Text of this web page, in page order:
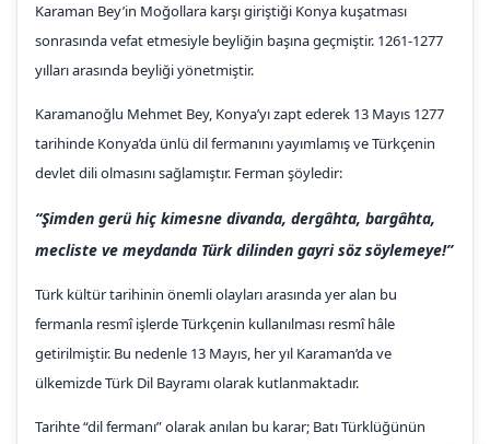
Karaman Bey’in Moğollara karşı giriştiği Konya kuşatması
sonrasında vefat etmesiyle beyliğin başına geçmiştir. 1261-1277
yılları arasında beyliği yönetmiştir.
Karamanoğlu Mehmet Bey, Konya’yı zapt ederek 13 Mayıs 1277
tarihinde Konya’da ünlü dil fermanını yayımlamış ve Türkçenin
devlet dili olmasını sağlamıştır. Ferman şöyledir:
“Şimden gerü hiç kimesne divanda, dergâhta, bargâhta,
mecliste ve meydanda Türk dilinden gayri söz söylemeye!”
Türk kültür tarihinin önemli olayları arasında yer alan bu
fermanla resmî işlerde Türkçenin kullanılması resmî hâle
getirilmiştir. Bu nedenle 13 Mayıs, her yıl Karaman’da ve
ülkemizde Türk Dil Bayramı olarak kutlanmaktadır.
Tarihte “dil fermanı” olarak anılan bu karar; Batı Türklüğünün